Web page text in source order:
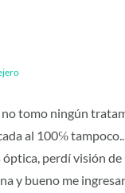
no tomo ningún
al 100℅
perdí visión de
y bueno me